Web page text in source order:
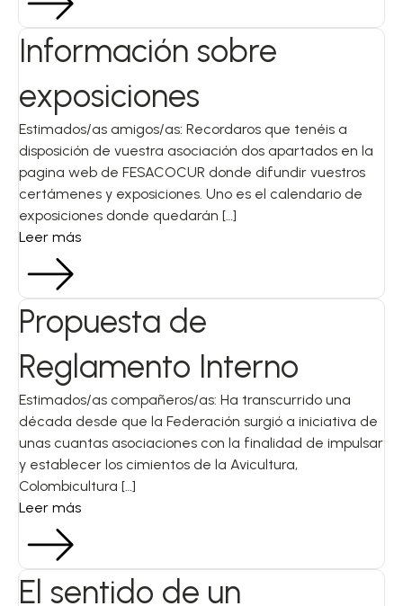
Información sobre
exposiciones
Estimados/as amigos/as: Recordaros que tenéis a
disposición de vuestra asociación dos apartados en la
pagina web de FESACOCUR donde difundir vuestros
certámenes y exposiciones. Uno es el calendario de
exposiciones donde quedarán […]
Leer más
Propuesta de
Reglamento Interno
Estimados/as compañeros/as: Ha transcurrido una
década desde que la Federación surgió a iniciativa de
unas cuantas asociaciones con la finalidad de impulsar
y establecer los cimientos de la Avicultura,
Colombicultura […]
Leer más
El sentido de un